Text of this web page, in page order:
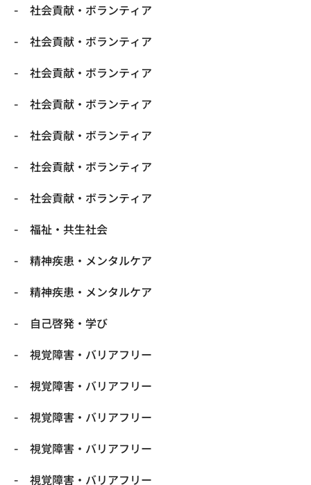
社会貢献・ボランティア
社会貢献・ボランティア
社会貢献・ボランティア
社会貢献・ボランティア
社会貢献・ボランティア
社会貢献・ボランティア
社会貢献・ボランティア
福祉・共生社会
精神疾患・メンタルケア
精神疾患・メンタルケア
自己啓発・学び
視覚障害・バリアフリー
視覚障害・バリアフリー
視覚障害・バリアフリー
視覚障害・バリアフリー
視覚障害・バリアフリー